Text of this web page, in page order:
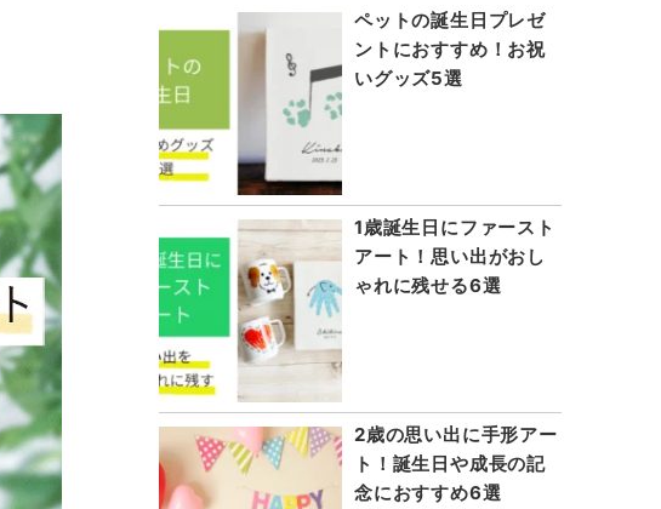
ペットの誕生日プレゼ
ントにおすすめ！お祝
いグッズ5選
1歳誕生日にファースト
アート！思い出がおし
ゃれに残せる6選
2歳の思い出に手形アー
ト！誕生日や成長の記
念におすすめ6選